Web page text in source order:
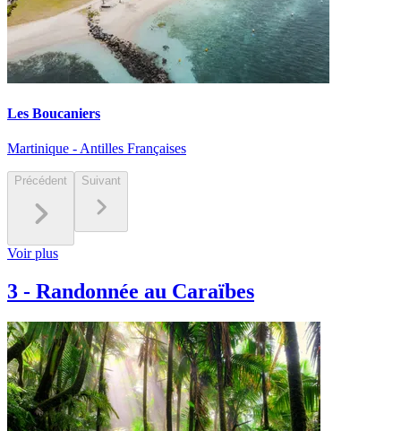
Les Boucaniers
Martinique - Antilles Françaises
Précédent Suivant
Voir plus
3 - Randonnée au Caraïbes